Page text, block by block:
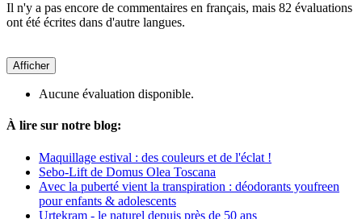
Il n'y a pas encore de commentaires en français, mais 82 évaluations
ont été écrites dans d'autre langues.
Afficher
Aucune évaluation disponible.
À lire sur notre blog:
Maquillage estival : des couleurs et de l'éclat !
Sebo-Lift de Domus Olea Toscana
Avec la puberté vient la transpiration : déodorants youfreen
pour enfants & adolescents
Urtekram - le naturel depuis près de 50 ans